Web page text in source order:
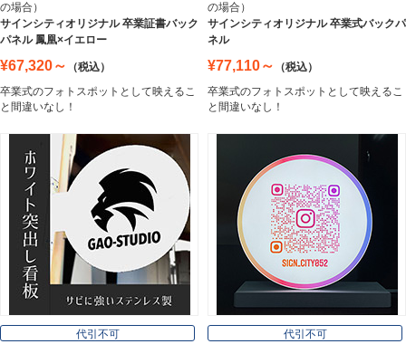
ステンレス切文字
Stainless Sign
エッチングプレート
郵便ポスト
Post
Nameplate
の場合）
サインシティオリジナル 卒業証書バック
パネル 鳳凰×イエロー
¥67,320～
（税込）
卒業式のフォトスポットとして映えるこ
と間違いなし！
の場合）
サインシティオリジナル 卒業式バックパ
ネル
¥77,110～
（税込）
卒業式のフォトスポットとして映えるこ
と間違いなし！
代引不可
代引不可